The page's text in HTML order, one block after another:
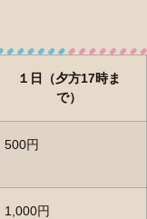
１日（夕方17時ま
で）
500円
1,000円